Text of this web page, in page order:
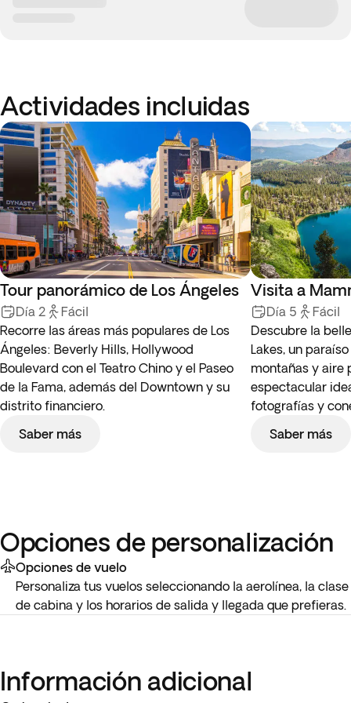
Actividades incluidas
Tour panorámico de Los Ángeles
Día 2
Fácil
Recorre las áreas más populares de Los
Ángeles: Beverly Hills, Hollywood
Boulevard con el Teatro Chino y el Paseo
de la Fama, además del Downtown y su
distrito financiero.
Saber más
Visita a
Día 5
Fácil
Descubre la
Lakes, un
montañas y aire
espectacular
fotografías y
Saber más
Opciones de personalización
Opciones de vuelo
Personaliza tus vuelos seleccionando la aerolínea, la clase
de cabina y los horarios de salida y llegada que prefieras.
Información adicional